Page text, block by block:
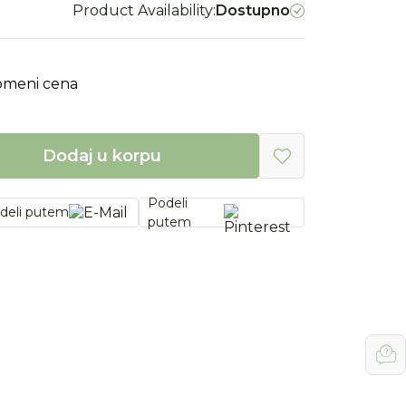
Product Availability:Dostupno
cena
Dodaj u korpu
putem
Podeli
putem